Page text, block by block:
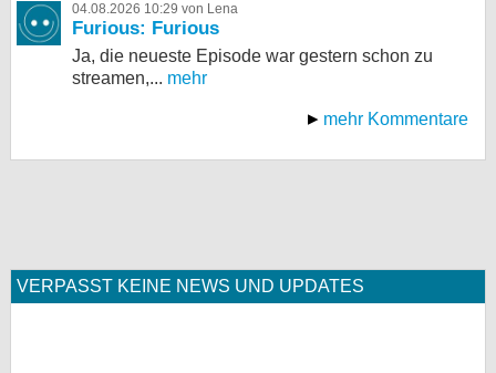
04.08.2026 10:29 von Lena
Furious: Furious
Ja, die neueste Episode war gestern schon zu
streamen,... mehr
mehr Kommentare
VERPASST KEINE NEWS UND UPDATES